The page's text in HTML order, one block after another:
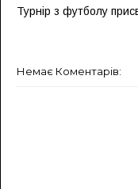
Турнір з футболу
Немає Коментарів: